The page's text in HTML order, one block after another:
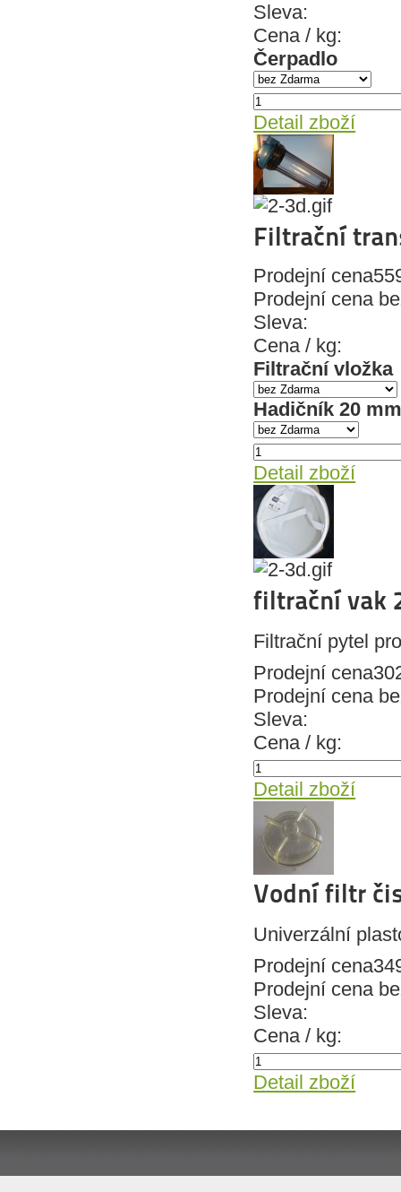
Sleva:
Cena / kg:
Čerpadlo
Detail zboží
Filtrační
Prodejní cena
Prodejní cena
Sleva:
Cena / kg:
Filtrační vložka
Hadičník 20
Detail zboží
filtrační vak
Filtrační pytel
Prodejní cena
Prodejní cena
Sleva:
Cena / kg:
Detail zboží
Vodní filtr
Univerzální
Prodejní cena
Prodejní cena
Sleva:
Cena / kg:
Detail zboží